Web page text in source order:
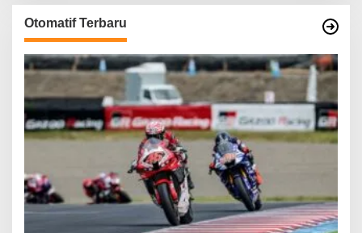
Otomatif Terbaru